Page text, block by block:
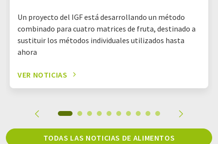
Un proyecto del IGF está desarrollando un método
combinado para cuatro matrices de fruta, destinado a
sustituir los métodos individuales utilizados hasta
ahora
VER NOTICIAS
TODAS LAS NOTICIAS DE ALIMENTOS